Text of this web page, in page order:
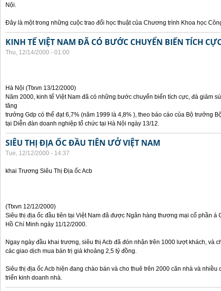
Nội.
Đây là một trong những cuộc trao đổi học thuật của Chương trình Khoa học
KINH TẾ VIỆT NAM ĐÃ CÓ BƯỚC CHUYỂN BIẾN TÍCH
Thu, 12/14/2000 - 01:00
Hà Nội (Ttxvn 13/12/2000)
Năm 2000, kinh tế Việt Nam đã có những bước chuyển biến tích cực, đà giảm
tăng
trưởng Gdp có thể đạt 6,7% (năm 1999 là 4,8% ), theo báo cáo của Bộ trưởng
tại Diễn đàn doanh nghiệp tổ chức tại Hà Nội ngày 13/12.
SIÊU THỊ ĐỊA ỐC ĐẦU TIÊN ƯỞ VIỆT NAM
Tue, 12/12/2000 - 14:37
khai Trương Siêu Thị Địa ốc Acb
(Ttxvn 12/12/2000)
Siêu thị địa ốc đầu tiên tại Việt Nam đã được Ngân hàng thương mại cổ phần á
Hồ Chí Minh ngày 11/12/2000.
Ngay ngày đầu khai trương, siêu thị Acb đã đón nhận trên 1000 lượt khách, và
các giao dịch mua bán trị giá khoảng 2,5 tỷ đồng.
Siêu thị địa ốc Acb hiện đang chào bán và cho thuê trên 2000 căn nhà và nhiều
triển kinh doanh nhà.